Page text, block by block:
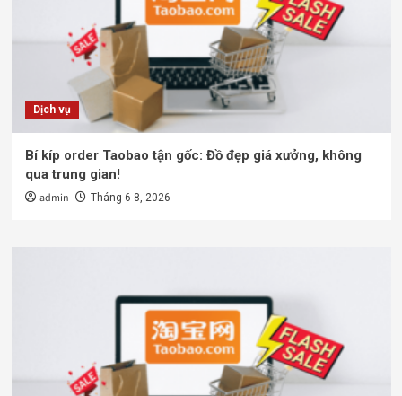
Dịch vụ
Bí kíp order Taobao tận gốc: Đồ đẹp giá xưởng, không
qua trung gian!
admin Tháng 6 8, 2026